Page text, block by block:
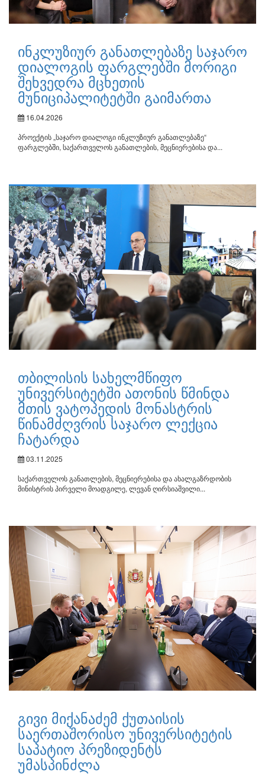
ინკლუზიურ განათლებაზე საჯარო
დიალოგის ფარგლებში მორიგი
შეხვედრა მცხეთის
მუნიციპალიტეტში გაიმართა
16.04.2026
პროექტის „საჯარო დიალოგი ინკლუზიურ განათლებაზე“
ფარგლებში, საქართველოს განათლების, მეცნიერებისა და...
თბილისის სახელმწიფო
უნივერსიტეტში ათონის წმინდა
მთის ვატოპედის მონასტრის
წინამძღვრის საჯარო ლექცია
ჩატარდა
03.11.2025
საქართველოს განათლების, მეცნიერებისა და ახალგაზრდობის
მინისტრის პირველი მოადგილე, ლევან ღირსიაშვილი...
გივი მიქანაძემ ქუთაისის
საერთაშორისო უნივერსიტეტის
საპატიო პრეზიდენტს
უმასპინძლა